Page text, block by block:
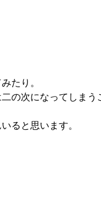
たり。
次になってしまう
ると思います。